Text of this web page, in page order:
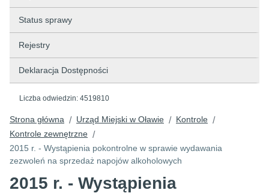
Status sprawy
Rejestry
Deklaracja Dostępności
Liczba odwiedzin: 4519810
Strona główna / Urząd Miejski w Oławie / Kontrole /
Kontrole zewnętrzne /
2015 r. - Wystąpienia pokontrolne w sprawie wydawania
zezwoleń na sprzedaż napojów alkoholowych
2015 r. - Wystąpienia